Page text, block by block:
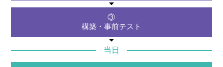
③
構築・事前テスト
当日